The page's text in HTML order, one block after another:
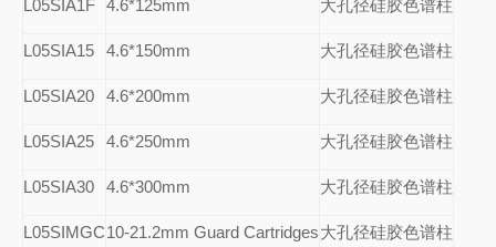
L05SIA1F 4.6*125mm 大孔径硅胶色谱柱
L05SIA15 4.6*150mm 大孔径硅胶色谱柱
L05SIA20 4.6*200mm 大孔径硅胶色谱柱
L05SIA25 4.6*250mm 大孔径硅胶色谱柱
L05SIA30 4.6*300mm 大孔径硅胶色谱柱
L05SIMGC10-21.2mm Guard Cartridges大孔径硅胶色谱柱